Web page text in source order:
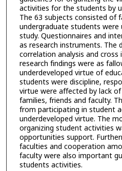
activities for the students by
The 63 subjects consisted of
undergraduate students
study. Questionnaires and
as research instruments. The
correlation analysis and cross
research findings were as
underdeveloped virtue of
students were discipline,
virtue were affected by lack
families, friends and faculty.
from participating in student
underdeveloped virtue. The
organizing student activities
opportunities support.
faculties and cooperation
faculty were also important
students activities.